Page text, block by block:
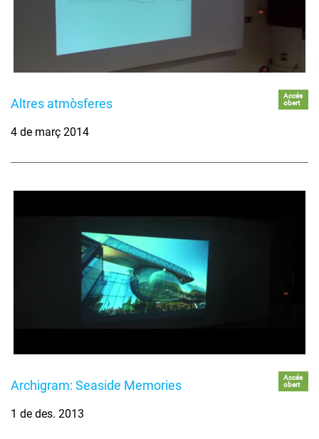
Altres atmòsferes
Accés
obert
4 de març 2014
Archigram: Seaside Memories
Accés
obert
1 de des. 2013